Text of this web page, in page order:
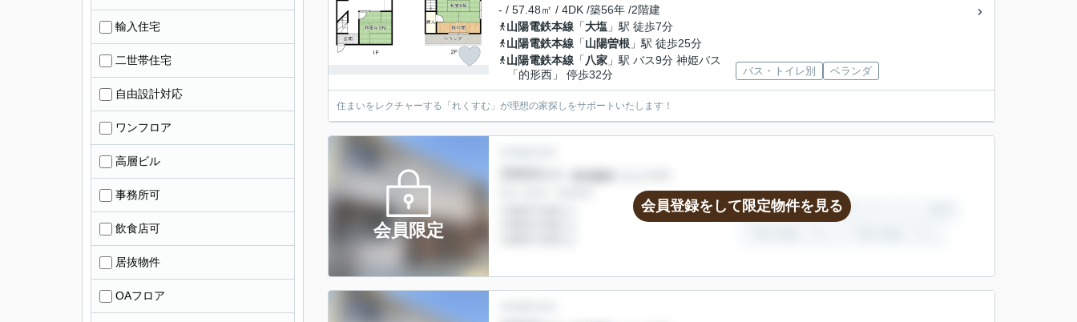
- / 57.48㎡ / 4DK /築56年 /2階建
山陽電鉄本線 「大塩 」駅 徒歩7分
山陽電鉄本線 「山陽曽根 」駅 徒歩25分
山陽電鉄本線 「 八家 」駅 バス9分 神姫バス
「的形西」 停歩32分
バス・トイレ別 ベランダ
住まいをレクチャーする「れくすむ」が理想の家探しをサポートいたします！
会員限定
会員登録をして限定物件を見る
輸入住宅
二世帯住宅
自由設計対応
ワンフロア
高層ビル
事務所可
飲食店可
居抜物件
OAフロア